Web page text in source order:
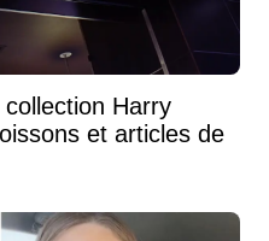
Harry
et articles de